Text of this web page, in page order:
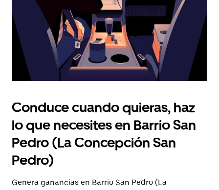
calendario.
Conduce cuando quieras, haz
lo que necesites en Barrio San
Pedro (La Concepción San
Pedro)
Genera ganancias en Barrio San Pedro (La